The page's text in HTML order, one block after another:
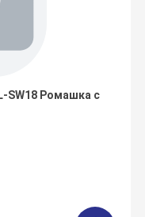
SW18 Ромашка с